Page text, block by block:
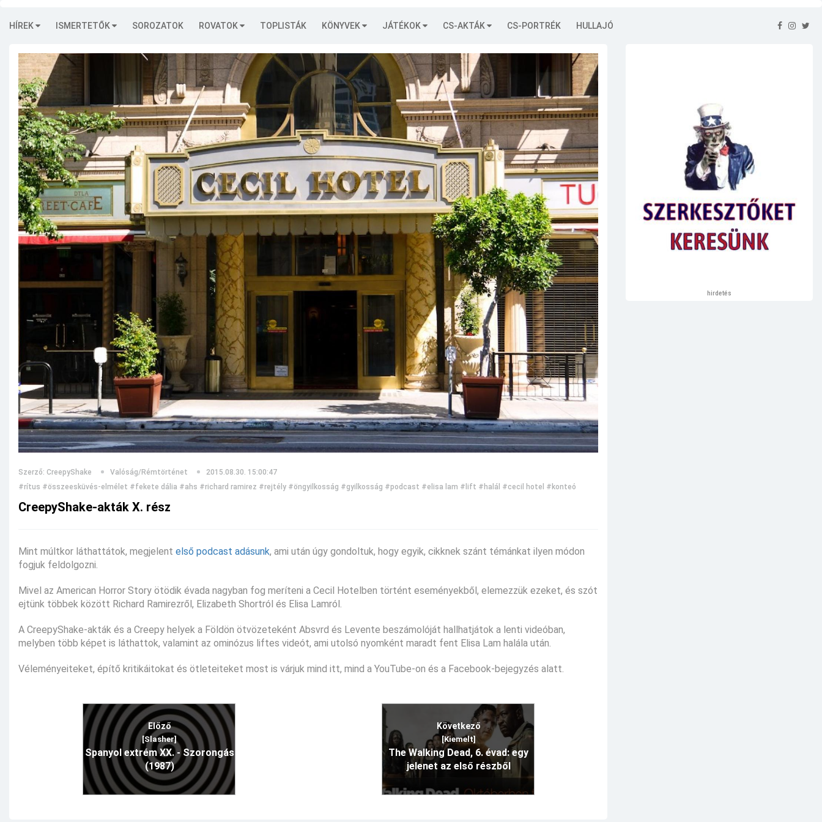
HÍREK ISMERTETŐK SOROZATOK ROVATOK TOPLISTÁK KÖNYVEK JÁTÉKOK CS-AKTÁK CS-PORTRÉK HULLAJÓ
Szerző: CreepyShake Valóság/Rémtörténet
2015.08.30. 15:00:47
#rítus #összeesküvés-elmélet #fekete dália #ahs #richard ramirez #rejtély #öngyilkosság #gyilkosság #podcast #elisa lam #lift #halál #cecil hotel #konteó
CreepyShake-akták X. rész
Mint múltkor láthattátok, megjelent első podcast adásunk, ami után úgy gondoltuk, hogy egyik, cikknek szánt témánkat ilyen módon
fogjuk feldolgozni.
Mivel az American Horror Story ötödik évada nagyban fog meríteni a Cecil Hotelben történt eseményekből, elemezzük ezeket, és szót
ejtünk többek között Richard Ramirezről, Elizabeth Shortról és Elisa Lamról.
A CreepyShake-akták és a Creepy helyek a Földön ötvözeteként Absvrd és Levente beszámolóját hallhatjátok a lenti videóban,
melyben több képet is láthattok, valamint az ominózus liftes videót, ami utolsó nyomként maradt fent Elisa Lam halála után.
Véleményeiteket, építő kritikáitokat és ötleteiteket most is várjuk mind itt, mind a YouTube-on és a Facebook-bejegyzés alatt.
Előző
[Slasher]
Spanyol extrém XX. - Szorongás
(1987)
Következő
[Kiemelt]
The Walking Dead, 6. évad: egy
jelenet az első részből
hirdetés